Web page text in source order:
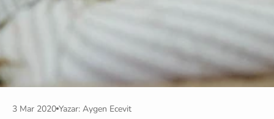
3 Mar 2020 Yazar: Aygen Ecevit